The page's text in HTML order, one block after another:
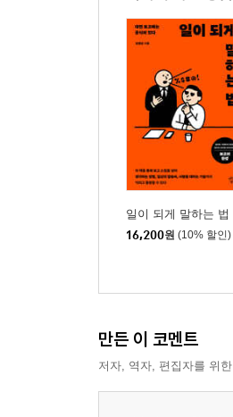
일이 되게 말하는 법
16,200원 (10% 할인)
만든 이 코멘트
저자, 역자, 편집자를 위